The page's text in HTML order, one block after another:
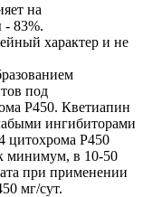
на
- 83%.
характер и не
под
Р450. Кветиапин
ингибиторами
цитохрома Р450
минимум, в 10-50
при применении
мг/сут.